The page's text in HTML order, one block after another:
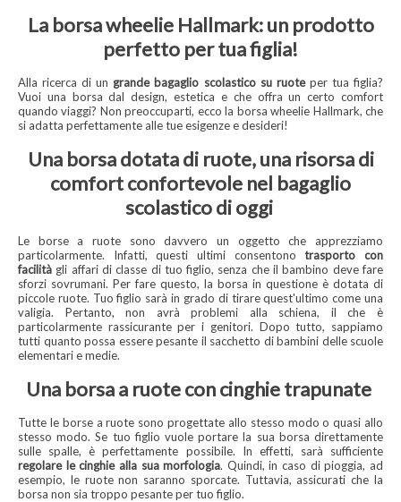
La borsa wheelie Hallmark: un prodotto
perfetto per tua figlia!
Alla ricerca di ungrande bagaglio scolastico su ruoteper tua figlia?
Vuoi una borsa dal design, estetica e che offra un certo comfort
quando viaggi? Non preoccuparti, ecco la borsa wheelie Hallmark, che
si adatta perfettamente alle tue esigenze e desideri!
Una borsa dotata di ruote, una risorsa di
comfort confortevole nel bagaglio
scolastico di oggi
Le borse a ruote sono davvero un oggetto che apprezziamo
particolarmente. Infatti, questi ultimi consentonotrasporto con
facilità gli affari di classe di tuo figlio, senza che il bambino deve fare
sforzi sovrumani. Per fare questo, la borsa in questione è dotata di
piccole ruote. Tuo figlio sarà in grado di tirare quest'ultimo come una
valigia. Pertanto, non avrà problemi alla schiena, il che è
particolarmente rassicurante per i genitori. Dopo tutto, sappiamo
tutti quanto possa essere pesante il sacchetto di bambini delle scuole
elementari e medie.
Una borsa a ruote con cinghie trapunate
Tutte le borse a ruote sono progettate allo stesso modo o quasi allo
stesso modo. Se tuo figlio vuole portare la sua borsa direttamente
sulle spalle, è perfettamente possibile. In effetti, sarà sufficiente
regolare le cinghie alla sua morfologia. Quindi, in caso di pioggia, ad
esempio, le ruote non saranno sporcate. Tuttavia, assicurati che la
borsa non sia troppo pesante per tuo figlio.